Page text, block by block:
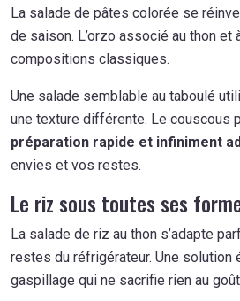
La salade de pâtes colorée se
de saison. L’orzo associé au thon et
compositions classiques.
Une salade semblable au taboulé
une texture différente. Le couscous
préparation rapide et infiniment
envies et vos restes.
Le riz sous toutes ses
La salade de riz au thon s’adapte
restes du réfrigérateur. Une solution
gaspillage qui ne sacrifie rien au